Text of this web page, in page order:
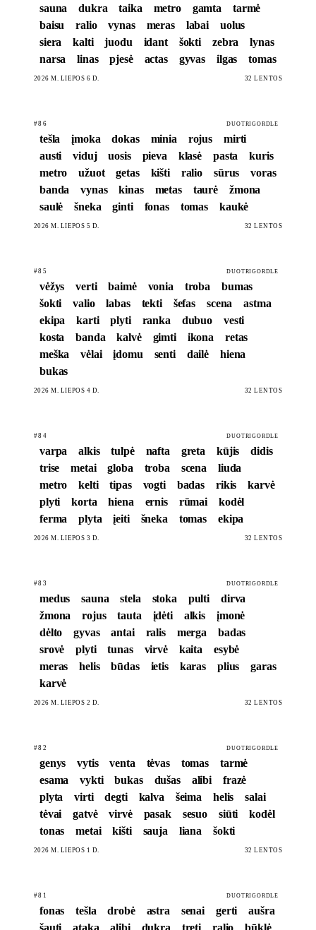
sauna
dukra taika metro gamta
tarmė
baisu
ralio vynas meras labai
uolus
siera
kalti juodu idant šokti zebra
lynas
narsa
linas pjesė actas gyvas ilgas tomas
2026 M. LIEPOS 6 D. 32 LENTOS
#86 DUOTRIGORDLE
tešla įmoka dokas minia rojus
mirti
austi
viduj uosis pieva klasė pasta
kuris
metro
užuot getas kišti ralio sūrus
voras
banda
vynas kinas metas taurė
žmona
saulė
šneka ginti fonas tomas kaukė
2026 M. LIEPOS 5 D. 32 LENTOS
#85 DUOTRIGORDLE
vėžys verti baimė vonia troba
bumas
šokti
valio labas tekti šefas scena
astma
ekipa
karti plyti ranka dubuo
vesti
kosta
banda kalvė gimti ikona
retas
meška
vėlai įdomu senti dailė
hiena
bukas
2026 M. LIEPOS 4 D. 32 LENTOS
#84 DUOTRIGORDLE
varpa alkis tulpė nafta greta kūjis
didis
trise
metai globa troba scena
liuda
metro
kelti tipas vogti badas rikis
karvė
plyti
korta hiena ernis rūmai
kodėl
ferma
plyta įeiti šneka tomas ekipa
2026 M. LIEPOS 3 D. 32 LENTOS
#83 DUOTRIGORDLE
medus sauna stela stoka pulti
dirva
žmona
rojus tauta įdėti alkis
įmonė
dėlto
gyvas antai ralis merga
badas
srovė
plyti tunas virvė kaita
esybė
meras
helis būdas ietis karas plius
garas
karvė
2026 M. LIEPOS 2 D. 32 LENTOS
#82 DUOTRIGORDLE
genys vytis venta tėvas tomas
tarmė
esama
vykti bukas dušas alibi
frazė
plyta
virti degti kalva šeima helis
salai
tėvai
gatvė virvė pasak sesuo siūti
kodėl
tonas
metai kišti sauja liana šokti
2026 M. LIEPOS 1 D. 32 LENTOS
#81 DUOTRIGORDLE
fonas tešla drobė astra senai gerti
aušra
šauti
ataka alibi dukra treti ralio būklė